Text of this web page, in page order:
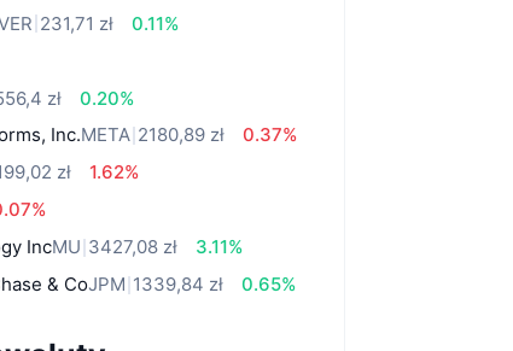
231,71 zł
0.11%
zł
0.20%
Inc.META 2180,89 zł
0.37%
zł
1.62%
IncMU 3427,08 zł
3.11%
& CoJPM 1339,84 zł
0.65%